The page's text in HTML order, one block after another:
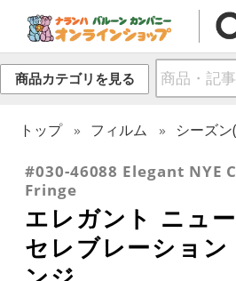
商品カテゴリを見る
トップ フィルム シーズ
#030-46088 Elegant NYE
Fringe
エレガント ニュ
セレブレーション